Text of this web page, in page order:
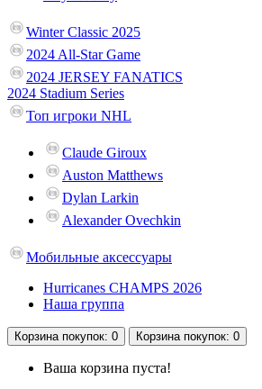
Winter Classic 2025
2024 All-Star Game
2024 JERSEY FANATICS
2024 Stadium Series
Топ игроки NHL
Claude Giroux
Auston Matthews
Dylan Larkin
Alexander Ovechkin
Мобильные аксессуары
Hurricanes CHAMPS 2026
Наша группа
Корзина покупок: 0 Корзина покупок: 0
Ваша корзина пуста!